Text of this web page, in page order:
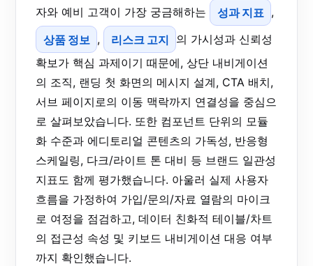
자와 예비 고객이 가장 궁금해하는
성과 지표 ,
상품 정보 , 리스크 고지 의 가시성과 신뢰성
확보가 핵심 과제이기 때문에, 상단 내비게이션
의 조직, 랜딩 첫 화면의 메시지 설계, CTA 배치,
서브 페이지로의 이동 맥락까지 연결성을 중심으
로 살펴보았습니다. 또한 컴포넌트 단위의 모듈
화 수준과 에디토리얼 콘텐츠의 가독성, 반응형
스케일링, 다크/라이트 톤 대비 등 브랜드 일관성
지표도 함께 평가했습니다. 아울러 실제 사용자
흐름을 가정하여 가입/문의/자료 열람의 마이크
로 여정을 점검하고, 데이터 친화적 테이블/차트
의 접근성 속성 및 키보드 내비게이션 대응 여부
까지 확인했습니다.